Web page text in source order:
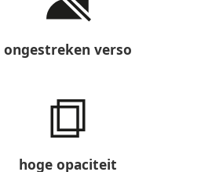
ongestreken verso
hoge opaciteit